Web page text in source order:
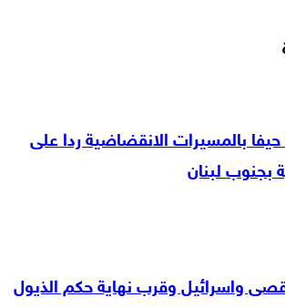
بالمسيرات الانقضاضية ردا على
بجنوب لبنان
واسرائيل وقرب نهاية حكم الذيول